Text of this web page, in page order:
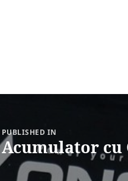
PUBLISHED IN
Acumulator cu